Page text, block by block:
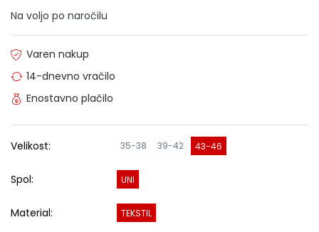
Na voljo po naročilu
Varen nakup
14-dnevno vračilo
Enostavno plačilo
Velikost: 35-38 39-42 43-46
Spol: UNI
Material: TEKSTIL